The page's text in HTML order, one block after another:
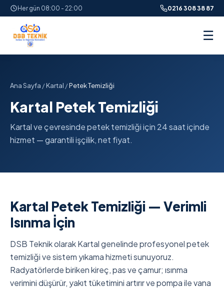
Her gün 08:00 - 22:00 0216 308 38 87
☰
Ana Sayfa /Kartal /Petek Temizliği
Kartal Petek Temizliği
Kartal ve çevresinde petek temizliği için 24 saat içinde
hizmet — garantili işçilik, net fiyat.
Kartal Petek Temizliği — Verimli
Isınma İçin
DSB Teknik olarak Kartal genelinde profesyonel petek
temizliği ve sistem yıkama hizmeti sunuyoruz.
Radyatörlerde biriken kireç, pas ve çamur; ısınma
verimini düşürür, yakıt tüketimini artırır ve pompa ile vana